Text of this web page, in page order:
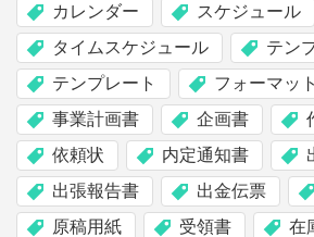
カレンダー
スケジュール
タイムスケジュール
テン
テンプレート
フォーマット
事業計画書
企画書
依頼状
内定通知書
出張報告書
出金伝票
原稿用紙
受領書
在